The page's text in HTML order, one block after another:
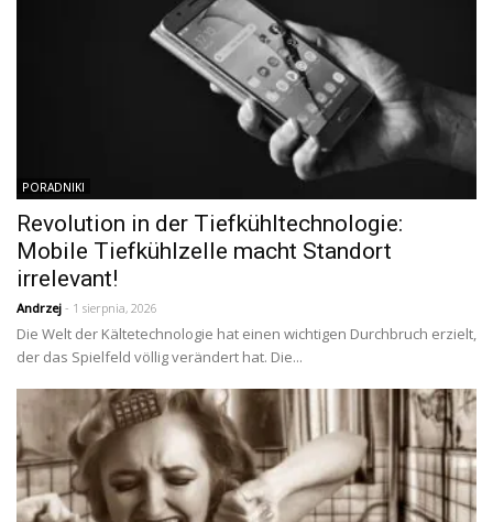
PORADNIKI
Revolution in der Tiefkühltechnologie:
Mobile Tiefkühlzelle macht Standort
irrelevant!
Andrzej - 1 sierpnia, 2026
Die Welt der Kältetechnologie hat einen wichtigen Durchbruch erzielt,
der das Spielfeld völlig verändert hat. Die...